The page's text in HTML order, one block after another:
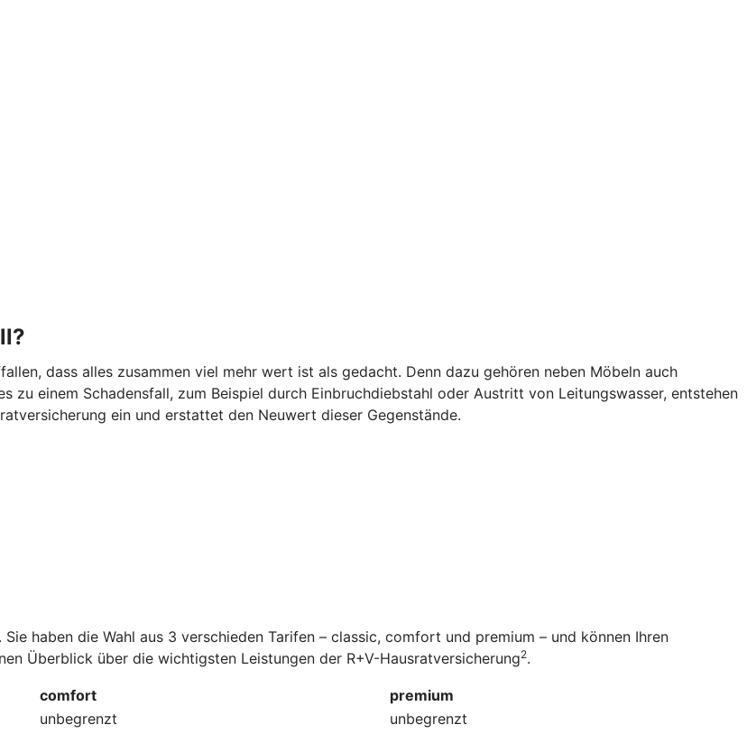
dass alles zusammen viel mehr wert ist als gedacht. Denn dazu gehören neben Möbeln auch
zu einem Schadensfall, zum Beispiel durch Einbruchdiebstahl oder Austritt von Leitungswasser, entstehen
ein und erstattet den Neuwert dieser Gegenstände.
. Sie haben die Wahl aus 3 verschieden Tarifen – classic, comfort und premium – und können Ihren
Überblick über die wichtigsten Leistungen der R+V-Hausratversicherung2.
comfort
premium
unbegrenzt unbegrenzt